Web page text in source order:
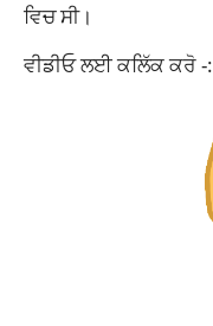
ਵਿਚ ਸੀ।
ਵੀਡੀਓ ਲਈ ਕਲਿੱਕ ਕਰੋ -: